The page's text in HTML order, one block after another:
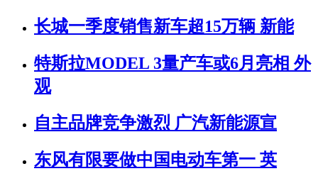
长城一季度销售新车超15万辆 新能
特斯拉MODEL 3量产车或6月亮相 外
观
自主品牌竞争激烈 广汽新能源宣
东风有限要做中国电动车第一 英